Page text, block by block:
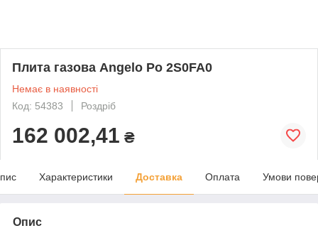
Плита газова Angelo Po 2S0FA0
Немає в наявності
Код: 54383
Роздріб
162 002,41 ₴
Характеристики Доставка Оплата Умови
Опис